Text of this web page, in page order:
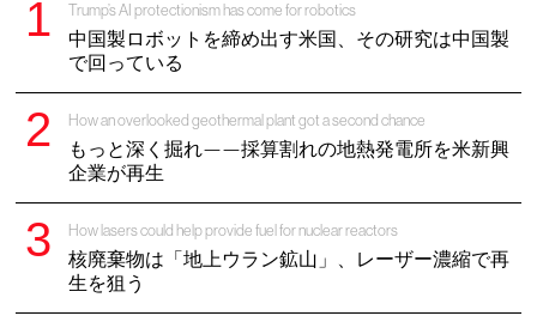
Trump’s AI protectionism has come for robotics
中国製ロボットを締め出す米国、その研究は中国製
で回っている
How an overlooked geothermal plant got a second chance
もっと深く掘れ——採算割れの地熱発電所を米新興
企業が再生
How lasers could help provide fuel for nuclear reactors
核廃棄物は「地上ウラン鉱山」、レーザー濃縮で再
生を狙う